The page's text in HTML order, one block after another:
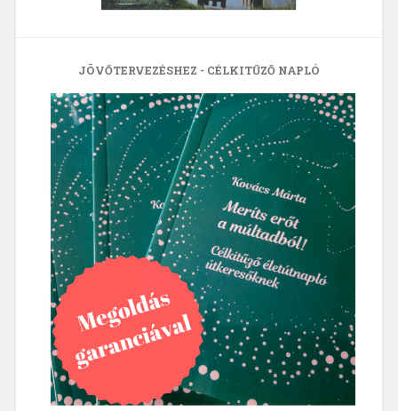
JÖVŐTERVEZÉSHEZ - CÉLKITŰZŐ NAPLÓ